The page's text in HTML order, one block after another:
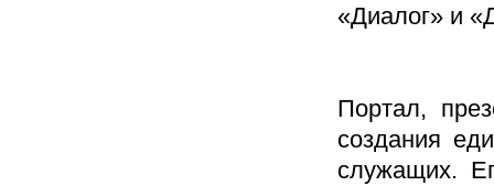
«Диалог» и
Портал,
создания
служащих.